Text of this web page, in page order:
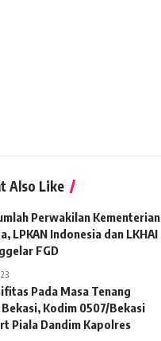
Also Like
Perwakilan Kementerian
LPKAN Indonesia dan LKHAI
FGD
Pada Masa Tenang
Kodim 0507/Bekasi
Piala Dandim Kapolres